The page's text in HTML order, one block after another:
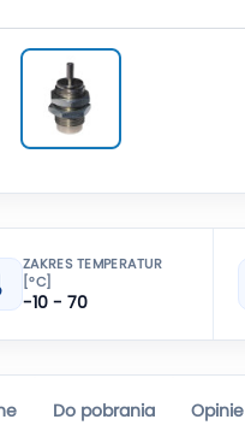
ZAKRES TEMPERATUR
[°C]
-10 - 70
Do pobrania Opinie